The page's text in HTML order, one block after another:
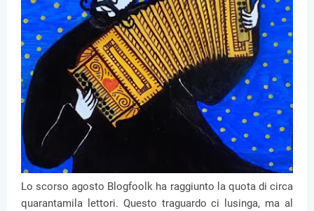
Lo scorso agosto Blogfoolk ha raggiunto la quota di circa
quarantamila lettori. Questo traguardo ci lusinga, ma al